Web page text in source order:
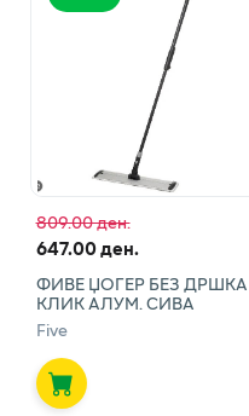
809.00 ден.
647.00 ден.
ФИВЕ ЏОГЕР БЕЗ ДРШКА
КЛИК АЛУМ. СИВА
Five